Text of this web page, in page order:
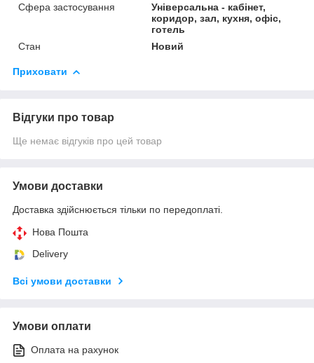
Сфера застосування
Універсальна - кабінет,
коридор, зал, кухня, офіс,
готель
Стан
Новий
Приховати
Відгуки про товар
Ще немає відгуків про цей товар
Умови доставки
Доставка здійснюється тільки по передоплаті.
Нова Пошта
Delivery
Всі умови доставки
Умови оплати
Оплата на рахунок